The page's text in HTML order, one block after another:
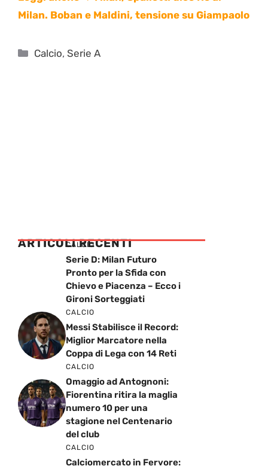
Milan. Boban e Maldini, tensione su Giampaolo
Categorie
Calcio,Serie A
ARTICOLI RECENTI
CALCIO
Serie D: Milan Futuro
Pronto per la Sfida con
Chievo e Piacenza – Ecco i
Gironi Sorteggiati
CALCIO
Messi Stabilisce il Record:
Miglior Marcatore nella
Coppa di Lega con 14 Reti
CALCIO
Omaggio ad Antognoni:
Fiorentina ritira la maglia
numero 10 per una
stagione nel Centenario
del club
CALCIO
Calciomercato in Fervore: